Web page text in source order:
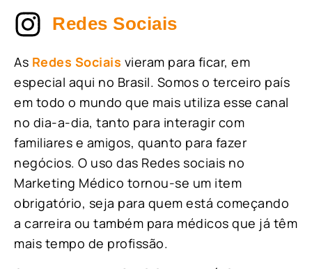
Redes Sociais
As Redes Sociais vieram para ficar, em
especial aqui no Brasil. Somos o terceiro país
em todo o mundo que mais utiliza esse canal
no dia-a-dia, tanto para interagir com
familiares e amigos, quanto para fazer
negócios. O uso das Redes sociais no
Marketing Médico tornou-se um item
obrigatório, seja para quem está começando
a carreira ou também para médicos que já têm
mais tempo de profissão.